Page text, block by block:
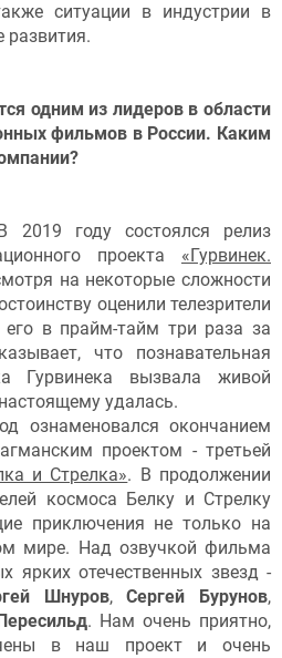
ситуации в индустрии в
развития.
одним из лидеров в области
фильмов в России. Каким
году состоялся релиз
проекта «Гурвинек.
на некоторые сложности
оценили телезрители
в прайм-тайм три раза за
что познавательная
Гурвинека вызвала живой
удалась.
ознаменовался окончанием
проектом - третьей
и Стрелка». В продолжении
космоса Белку и Стрелку
приключения не только на
мире. Над озвучкой фильма
ярких отечественных звезд -
Шнуров,Сергей Бурунов,
. Нам очень приятно,
в наш проект и очень